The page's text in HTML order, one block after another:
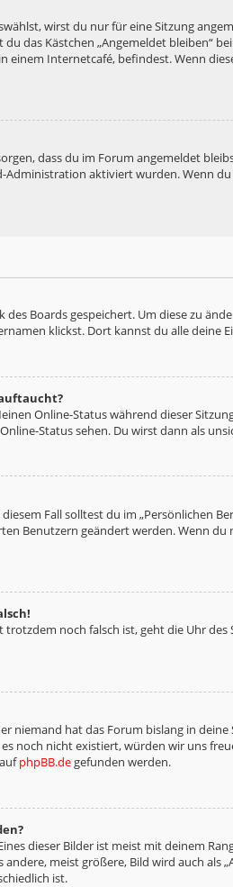
wirst du nur für eine Sitzung
das Kästchen „Angemeldet bleiben“
Internetcafé, befindest. Wenn
dass du im Forum angemeldet
Administration aktiviert wurden. Wenn
Boards gespeichert. Um diese zu
klickst. Dort kannst du alle deine
Online-Status während dieser
Status sehen. Du wirst dann als
Fall solltest du im „Persönlichen
Benutzern geändert werden. Wenn
noch falsch ist, geht die Uhr
hat das Forum bislang in deine
noch nicht existiert, würden wir uns
phpBB.degefunden werden.
dieser Bilder ist meist mit deinem
meist größere, Bild wird auch als
ist.